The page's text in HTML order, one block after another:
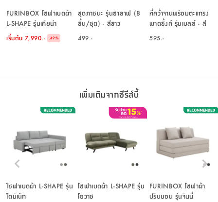
FURINBOX โซฟาเบดผ้า
L-SHAPE รุ่นเคียน่า
เริ่มต้น 7,990.- -49%
ชุดภาชนะ รุ่นซาลาฟ (8
ชิ้น/ชุด) - สีขาว
499.-
ที่คว่ำจานพร้อมตะแกรง
พาดซิ้งค์ รุ่นเบลล์ - สี
595.-
เพิ่มเติมจากซีรีส์นี้
โซฟาเบดผ้า L-SHAPE รุ่น
โดมิเน็ก
โซฟาเบดผ้า L-SHAPE รุ่น
โอวาซ
FURINBOX โซฟาผ้า
ปรับนอน รุ่นจินนี่